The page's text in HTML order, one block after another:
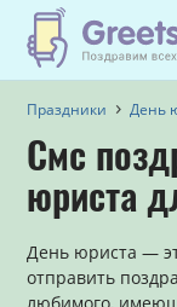
Праздники День
Смс
юриста
День юриста —
отправить